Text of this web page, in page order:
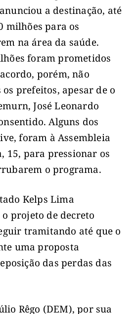
a destinação, até
milhões para os
na área da saúde.
foram prometidos
porém, não
prefeitos, apesar de o
José Leonardo
Alguns dos
foram à Assembleia
15, para pressionar os
o programa.
Kelps Lima
projeto de decreto
tramitando até que o
uma proposta
das perdas das
Rêgo (DEM), por sua